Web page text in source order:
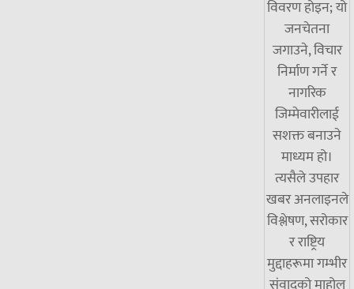
विवरण होइन; यो
जनचेतना
जगाउने, विचार
निर्माण गर्ने र
नागरिक
जिम्मेवारीलाई
सशक्त बनाउने
माध्यम हो।
त्यसैले उपहार
खबर अनलाइनले
विश्लेषण, सरोकार
र राष्ट्रिय
मुद्दाहरूमा गम्भीर